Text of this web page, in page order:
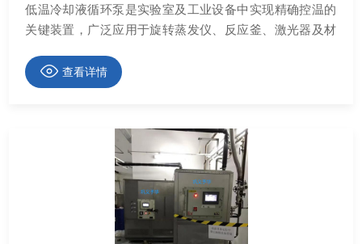
低温冷却液循环泵是实验室及工业设备中实现精确控温的
关键装置，广泛应用于旋转蒸发仪、反应釜、激光器及材
查看详情